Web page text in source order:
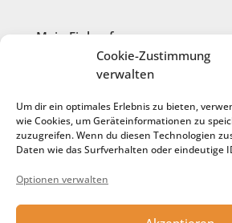
Cookie-Zustimmung
verwalten
Um dir ein optimales Erlebnis zu bieten,
wie Cookies, um Geräteinformationen zu
zuzugreifen. Wenn du diesen Technologien
Daten wie das Surfverhalten oder eindeutige
Optionen verwalten
Mein Einkauf
Kasse
Anmelden